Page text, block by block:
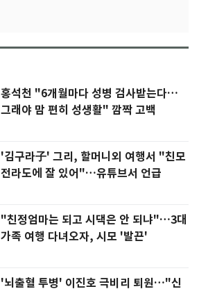
홍석천 "6개월마다 성병 검사받는다…
그래야 맘 편히 성생활" 깜짝 고백
'김구라子' 그리, 할머니외 여행서 "친모
전라도에 잘 있어"…유튜브서 언급
"친정엄마는 되고 시댁은 안 되냐"…3대
가족 여행 다녀오자, 시모 '발끈'
'뇌출혈 투병' 이진호 극비리 퇴원…"신